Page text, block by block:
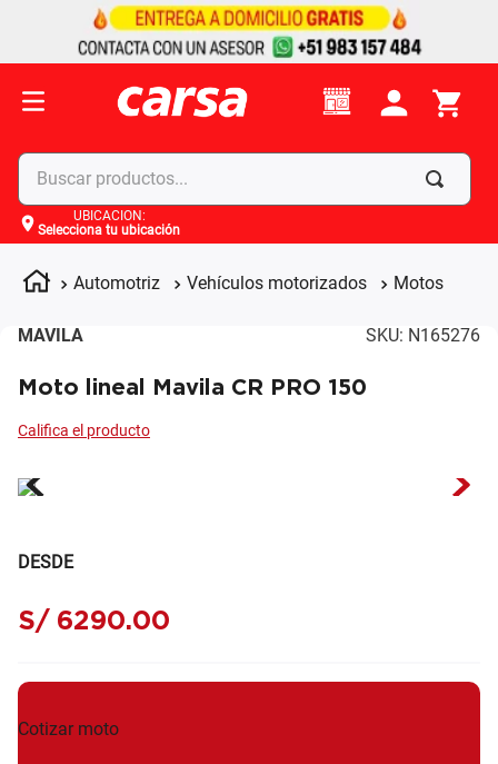
Buscar productos...
UBICACIÓN:
Selecciona tu ubicación
Automotriz Vehículos motorizados Motos
MAVILA SKU: N165276
Moto lineal Mavila CR PRO 150
DESDE
S/ 6290.00
Cotizar moto
Términos más buscados
celulares
4. apple